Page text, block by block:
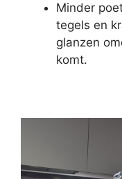
Minder
tegels en
glanzen
komt.